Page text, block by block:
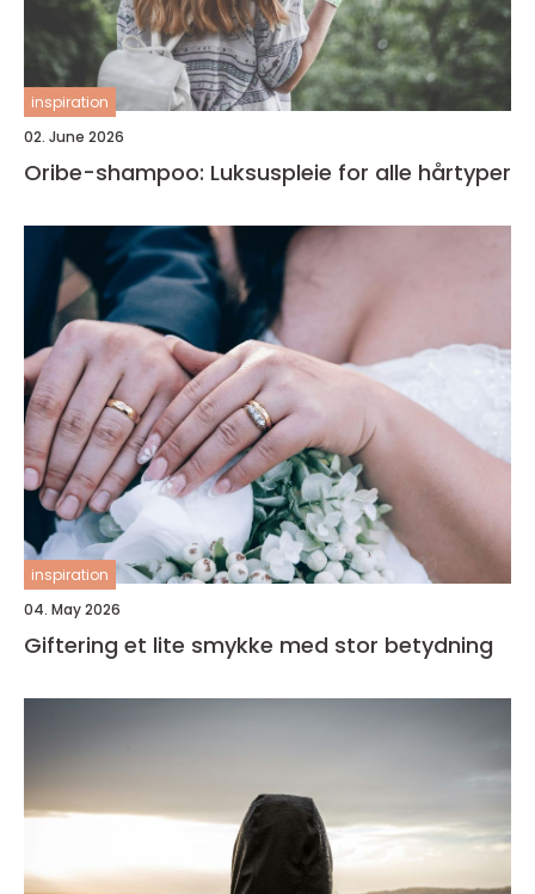
inspiration
02. June 2026
Oribe-shampoo: Luksuspleie for alle hårtyper
inspiration
04. May 2026
Giftering et lite smykke med stor betydning